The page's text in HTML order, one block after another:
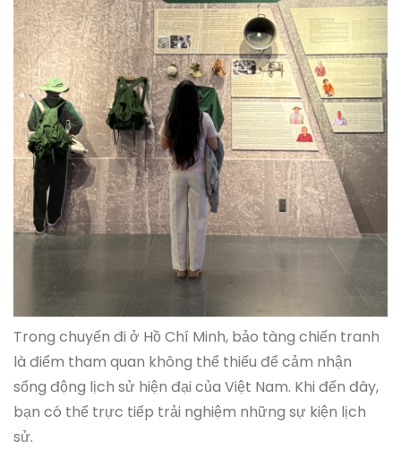
Trong chuyến đi ở Hồ Chí Minh, bảo tàng chiến tranh
là điểm tham quan không thể thiếu để cảm nhận
sống động lịch sử hiện đại của Việt Nam. Khi đến đây,
bạn có thể trực tiếp trải nghiệm những sự kiện lịch
sử.